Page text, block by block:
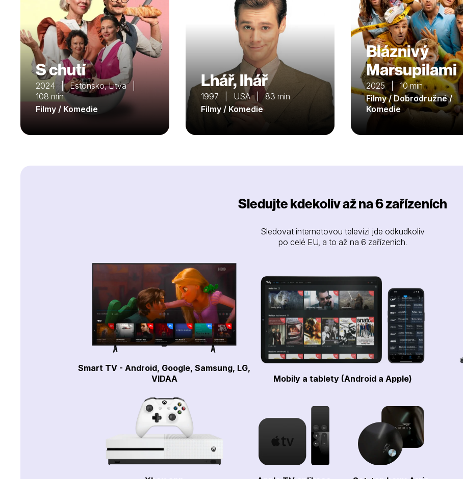
S chutí
2024 | Estonsko, Litva |
108 min
Filmy / Komedie
Lhář, lhář
1997 | USA | 83 min
Filmy / Komedie
Bláznivý
Marsupilami
2025 | 10 min
Filmy / Dobrodružné /
Komedie
Sledujte kdekoliv až na 6 zařízeních
Sledovat internetovou televizi jde odkudkoliv
po celé EU, a to až na 6 zařízeních.
Smart TV - Android, Google, Samsung, LG,
VIDAA
Mobily a tablety (Android a Apple)